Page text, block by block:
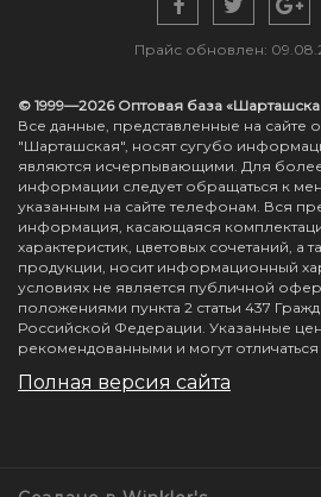
Прайс обновлен:
© 1999—2026 Оптовая база
Все данные, представленные на сайте
"Шарташская", носят сугубо
являются исчерпывающими. Для
информации следует обращаться к
указанным на сайте телефонам. Вся
информация, касающаяся
характеристик, цветовых сочетаний, а
продукции, носит информационный
условиях не является публичной
положениями пункта 2 статьи 437
Российской Федерации. Указанные
рекомендованными и могут отличаться
Полная версия сайта